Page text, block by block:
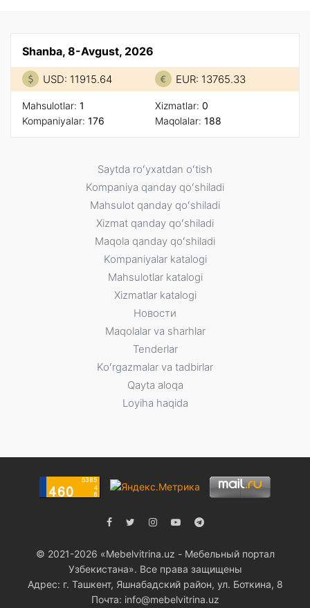
Shanba, 8-Avgust, 2026
USD: 11915.64 EUR: 13765.33
Mahsulotlar: 1
Kompaniyalar: 176
Xizmatlar: 0
Maqolalar: 188
Saytda roʻyxatdan oʻtish
Kompaniya qanday qoʻshiladi
Mahsulot qanday qoʻshiladi
Xizmat qanday qoʻshiladi
Maqola qanday qoʻshiladi
Kompaniyalar katalogi
Mahsulotlar katalogi
Xizmatlar katalogi
Новости
Maqolalar va sharhlar
Tenderlar
Koʻrgazmalar va tadbirlar
Qayta aloqa
Loyiha haqida
© 2021-2026 «Мebelvitrina.uz - Мебельный портал
Узбекистана». Все права защищены
Адрес: г. Ташкент, Яшнабадский район, ул. Боткина, 8
Почта: info@mebelvitrina.uz